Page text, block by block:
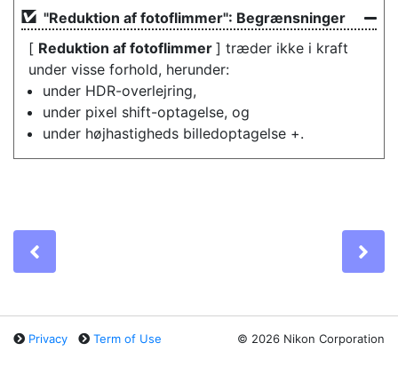
"Reduktion af fotoflimmer": Begrænsninger
[ Reduktion af fotoflimmer ] træder ikke i kraft
under visse forhold, herunder:
under HDR-overlejring,
under pixel shift-optagelse, og
under højhastigheds billedoptagelse +.
Privacy Term of Use © 2026 Nikon Corporation